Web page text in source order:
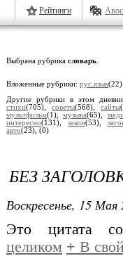
Рейтинги
Выбрана рубрика словарь
Вложенные рубрики: рус.язык(22)
Другие рубрики в этом
стихи(705),советы(568),сайты
мультфильм(1),музыка(65),
интересно(131), закон(53),
авто(23), (0)
БЕЗ
Воскресенье, 15
Это цитата
целиком + В